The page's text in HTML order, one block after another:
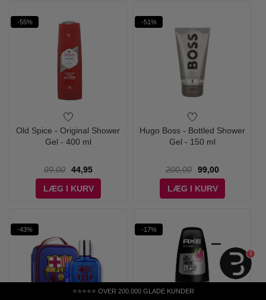
⭐⭐⭐⭐⭐ OVER 200.000 GLADE KUNDER
-55%
Old Spice - Original Shower
Gel - 400 ml
99,00
44,95
LÆG I KURV
-51%
Hugo Boss - Bottled Shower
Gel - 150 ml
200,00
99,00
LÆG I KURV
-43% -17%
1